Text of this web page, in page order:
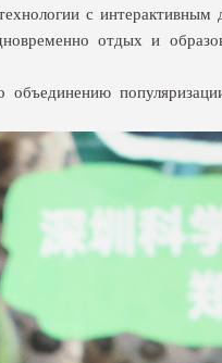
с интерактивным
отдых и